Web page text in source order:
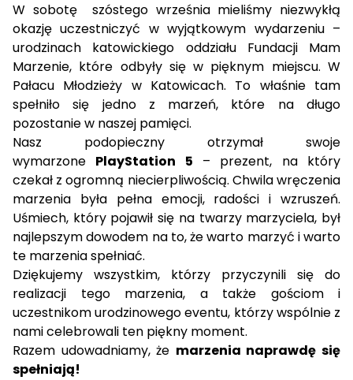
W sobotę szóstego września mieliśmy niezwykłą
okazję uczestniczyć w wyjątkowym wydarzeniu –
urodzinach katowickiego oddziału Fundacji Mam
Marzenie, które odbyły się w pięknym miejscu. W
Pałacu Młodzieży w Katowicach. To właśnie tam
spełniło się jedno z marzeń, które na długo
pozostanie w naszej pamięci.
Nasz podopieczny otrzymał swoje
wymarzone PlayStation 5 – prezent, na który
czekał z ogromną niecierpliwością. Chwila wręczenia
marzenia była pełna emocji, radości i wzruszeń.
Uśmiech, który pojawił się na twarzy marzyciela, był
najlepszym dowodem na to, że warto marzyć i warto
te marzenia spełniać.
Dziękujemy wszystkim, którzy przyczynili się do
realizacji tego marzenia, a także gościom i
uczestnikom urodzinowego eventu, którzy wspólnie z
nami celebrowali ten piękny moment.
Razem udowadniamy, że marzenia naprawdę się
spełniają!